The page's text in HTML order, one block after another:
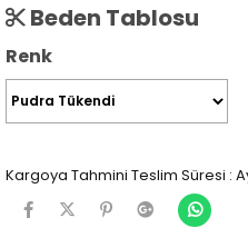
Beden Tablosu
Renk
Kargoya Tahmini Teslim Süresi :